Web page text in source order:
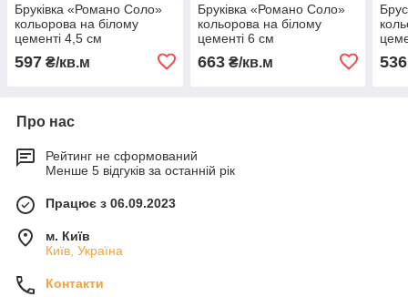
Бруківка «Романо Соло»
кольорова на білому
цементі 4,5 см
597 ₴/кв.м
Бруківка «Романо Соло»
кольорова на білому
цементі 6 см
663₴/кв.м 536
Про нас
Рейтинг не сформований
Менше 5 відгуків за останній рік
Працює з 06.09.2023
м. Київ
Київ, Україна
Контакти